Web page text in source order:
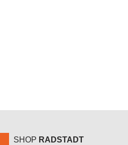
SHOP RADSTADT